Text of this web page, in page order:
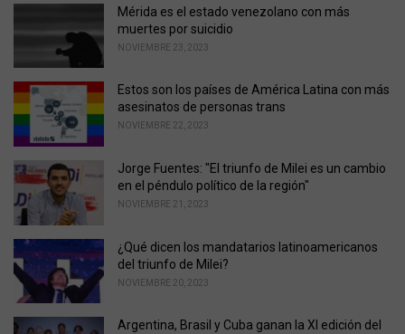
i
Mérida es el estado venezolano con más
muertes por suicidio
NOVIEMBRE 23, 2023
Estos son los países de América Latina con más
asesinatos de personas trans
NOVIEMBRE 22, 2023
Jorge Fuentes: "El triunfo de Milei es un cambio
en el péndulo político de la región"
NOVIEMBRE 21, 2023
¿Qué dicen los mandatarios latinoamericanos
del triunfo de Milei?
NOVIEMBRE 20, 2023
Argentina, Brasil y Cuba ganan la XI edición del